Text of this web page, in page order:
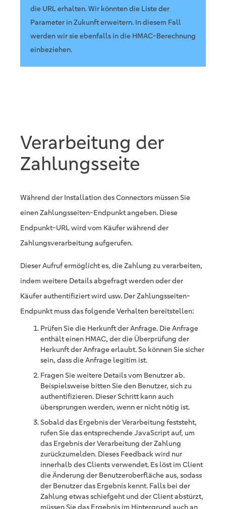
die URL erhalten. Wir könnten die Liste der
Parameter in Zukunft erweitern. In diesem Fall
werden wir sie ebenfalls in die HMAC-Berechnung
einbeziehen.
Verarbeitung der
Zahlungsseite
Während der Installation des Connectors müssen Sie
einen Zahlungsseiten-Endpunkt angeben. Diese
Endpunkt-URL wird vom Käufer während der
Zahlungsverarbeitung aufgerufen.
Dieser Aufruf ermöglicht es, die Zahlung zu verarbeiten,
indem weitere Details abgefragt werden oder der
Käufer authentifiziert wird usw. Der Zahlungsseiten-
Endpunkt muss das folgende Verhalten bereitstellen:
Prüfen Sie die Herkunft der Anfrage. Die Anfrage
enthält einen HMAC, der die Überprüfung der
Herkunft der Anfrage erlaubt. So können Sie sicher
sein, dass die Anfrage legitim ist.
Fragen Sie weitere Details vom Benutzer ab.
Beispielsweise bitten Sie den Benutzer, sich zu
authentifizieren. Dieser Schritt kann auch
übersprungen werden, wenn er nicht nötig ist.
Sobald das Ergebnis der Verarbeitung feststeht,
rufen Sie das entsprechende JavaScript auf, um
das Ergebnis der Verarbeitung der Zahlung
zurückzumelden. Dieses Feedback wird nur
innerhalb des Clients verwendet. Es löst im Client
die Änderung der Benutzeroberfläche aus, sodass
der Benutzer das Ergebnis kennt. Falls bei der
Zahlung etwas schiefgeht und der Client abstürzt,
müssen Sie das Ergebnis im Hintergrund auch an